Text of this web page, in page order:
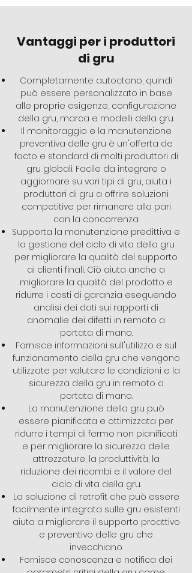
Vantaggi per i produttori
di gru
Completamente autoctono, quindi
può essere personalizzato in base
alle proprie esigenze, configurazione
della gru, marca e modelli della gru.
Il monitoraggio e la manutenzione
preventiva delle gru è un'offerta de
facto e standard di molti produttori di
gru globali. Facile da integrare o
aggiornare su vari tipi di gru, aiuta i
produttori di gru a offrire soluzioni
competitive per rimanere alla pari
con la concorrenza.
Supporta la manutenzione predittiva e
la gestione del ciclo di vita della gru
per migliorare la qualità del supporto
ai clienti finali. Ciò aiuta anche a
migliorare la qualità del prodotto e
ridurre i costi di garanzia eseguendo
analisi dei dati sui rapporti di
anomalie dei difetti in remoto a
portata di mano.
Fornisce informazioni sull'utilizzo e sul
funzionamento della gru che vengono
utilizzate per valutare le condizioni e la
sicurezza della gru in remoto a
portata di mano.
La manutenzione della gru può
essere pianificata e ottimizzata per
ridurre i tempi di fermo non pianificati
e per migliorare la sicurezza delle
attrezzature, la produttività, la
riduzione dei ricambi e il valore del
ciclo di vita della gru.
La soluzione di retrofit che può essere
facilmente integrata sulle gru esistenti
aiuta a migliorare il supporto proattivo
e preventivo delle gru che
invecchiano.
Fornisce conoscenza e notifica dei